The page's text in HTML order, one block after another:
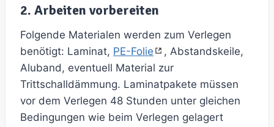
2. Arbeiten vorbereiten
Folgende Materialen werden zum Verlegen
benötigt: Laminat, PE-Folie
, Abstandskeile,
Aluband, eventuell Material zur
Trittschalldämmung. Laminatpakete müssen
vor dem Verlegen 48 Stunden unter gleichen
Bedingungen wie beim Verlegen gelagert